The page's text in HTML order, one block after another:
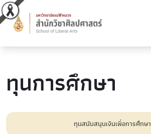
ทุนการศึกษา
ทุนสนับสนุนเงินเพื่อการศึกษา